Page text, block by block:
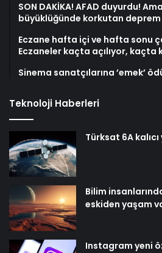
SON DAKİKA! AFAD duyurdu!
büyüklüğünde korkutan deprem
Eczane hafta içi ve hafta sonu
Eczaneler kaçta açılıyor, kaçta
Sinema sanatçılarına ’emek’
Teknoloji Haberleri
Türksat 6A
Bilim
eskiden yaşam
Instagram yeni